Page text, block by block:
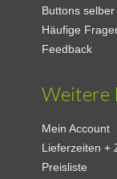
Buttons
Häufige
Feedback
Weitere
Mein Account
Lieferzeiten +
Preisliste